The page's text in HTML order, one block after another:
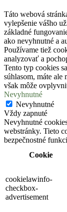
Táto webová
vylepšenie vášho
základné
ako nevyhnutné a
Používame tiež
analyzovať a
Tento typ cookies
súhlasom, máte
však môže
Nevyhnutné
Nevyhnutné
Vždy zapnuté
Nevyhnutné
webstránky. Tieto
bezpečnostné
Cookie
cookielawinfo-
checkbox-
advertisement